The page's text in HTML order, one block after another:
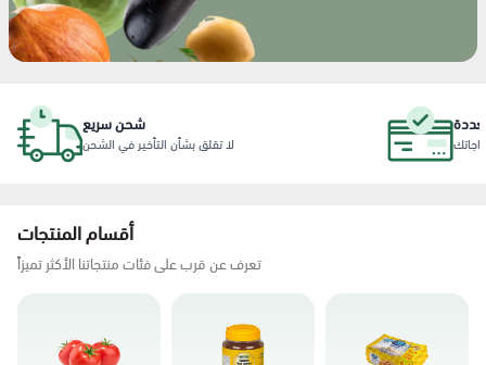
شحن سريع
لا تقلق بشأن التأخير في الشحن
أقسام المنتجات
تعرف عن قرب على فئات منتجاتنا الأكثر تميزاً